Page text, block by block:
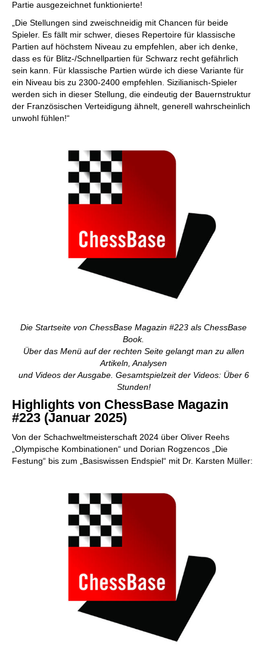
Partie ausgezeichnet funktionierte!
„Die Stellungen sind zweischneidig mit Chancen für beide
Spieler. Es fällt mir schwer, dieses Repertoire für klassische
Partien auf höchstem Niveau zu empfehlen, aber ich denke,
dass es für Blitz-/Schnellpartien für Schwarz recht gefährlich
sein kann. Für klassische Partien würde ich diese Variante für
ein Niveau bis zu 2300-2400 empfehlen. Sizilianisch-Spieler
werden sich in dieser Stellung, die eindeutig der Bauernstruktur
der Französischen Verteidigung ähnelt, generell wahrscheinlich
unwohl fühlen!“
Die Startseite von ChessBase Magazin #223 als ChessBase
Book.
Über das Menü auf der rechten Seite gelangt man zu allen
Artikeln, Analysen
und Videos der Ausgabe. Gesamtspielzeit der Videos: Über 6
Stunden!
Highlights von ChessBase Magazin
#223 (Januar 2025)
Von der Schachweltmeisterschaft 2024 über Oliver Reehs
„Olympische Kombinationen“ und Dorian Rogzencos „Die
Festung“ bis zum „Basiswissen Endspiel“ mit Dr. Karsten Müller: